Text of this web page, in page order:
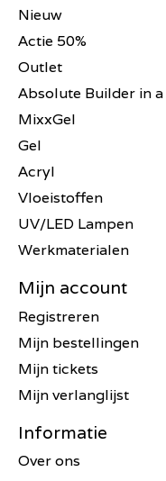
Nieuw
Actie 50%
Outlet
Absolute Builder in
MixxGel
Gel
Acryl
Vloeistoffen
UV/LED Lampen
Werkmaterialen
Mijn account
Registreren
Mijn bestellingen
Mijn tickets
Mijn verlanglijst
Informatie
Over ons